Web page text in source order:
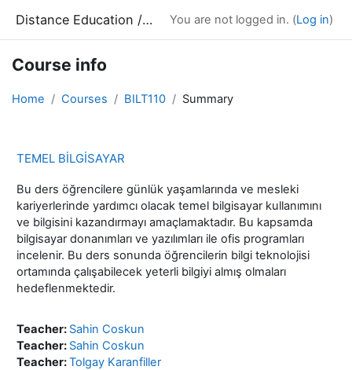
Distance Education / Uzaktan Eğitim You are not logged in. (Log in)
Course info
Home Courses BILT110 Summary
TEMEL BİLGİSAYAR
Bu ders öğrencilere günlük yaşamlarında ve mesleki
kariyerlerinde yardımcı olacak temel bilgisayar kullanımını
ve bilgisini kazandırmayı amaçlamaktadır. Bu kapsamda
bilgisayar donanımları ve yazılımları ile ofis programları
incelenir. Bu ders sonunda öğrencilerin bilgi teknolojisi
ortamında çalışabilecek yeterli bilgiyi almış olmaları
hedeflenmektedir.
Teacher: Sahin Coskun
Teacher: Sahin Coskun
Teacher:Tolgay Karanfiller